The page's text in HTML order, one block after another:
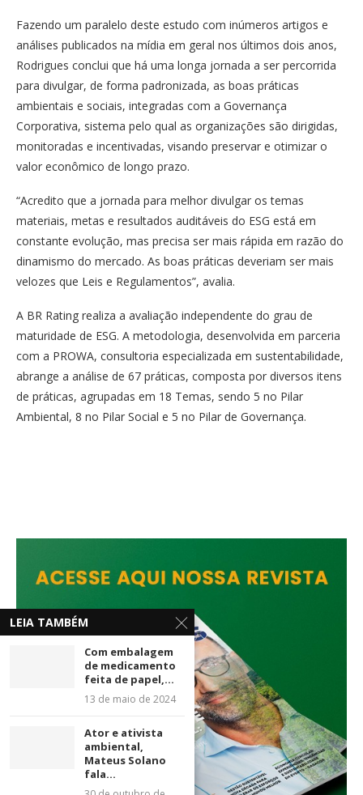
Fazendo um paralelo deste estudo com inúmeros artigos e
análises publicados na mídia em geral nos últimos dois anos,
Rodrigues conclui que há uma longa jornada a ser percorrida
para divulgar, de forma padronizada, as boas práticas
ambientais e sociais, integradas com a Governança
Corporativa, sistema pelo qual as organizações são dirigidas,
monitoradas e incentivadas, visando preservar e otimizar o
valor econômico de longo prazo.
“Acredito que a jornada para melhor divulgar os temas
materiais, metas e resultados auditáveis do ESG está em
constante evolução, mas precisa ser mais rápida em razão do
dinamismo do mercado. As boas práticas deveriam ser mais
velozes que Leis e Regulamentos”, avalia.
A BR Rating realiza a avaliação independente do grau de
maturidade de ESG. A metodologia, desenvolvida em parceria
com a PROWA, consultoria especializada em sustentabilidade,
abrange a análise de 67 práticas, composta por diversos itens
de práticas, agrupadas em 18 Temas, sendo 5 no Pilar
Ambiental, 8 no Pilar Social e 5 no Pilar de Governança.
LEIA TAMBÉM
Com embalagem
de medicamento
feita de papel,...
13 de maio de 2024
Ator e ativista
ambiental,
Mateus Solano
fala...